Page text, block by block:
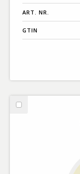
ART. NR.
GTIN
Välj